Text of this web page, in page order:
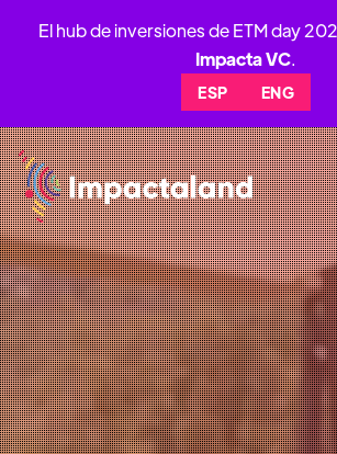
El hub de inversiones de ETM day
Impacta VC.
ESP ENG
19 AL 21 NOV 2026
PARQUE
SANTIAGO DE CHILE 🇨🇱